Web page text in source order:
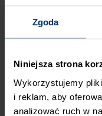
Zgoda
Niniejsza strona
Wykorzystujemy
i reklam, aby
analizować ruch w
Jeśli uważasz, że ten
sklepów
dane które posiadamy